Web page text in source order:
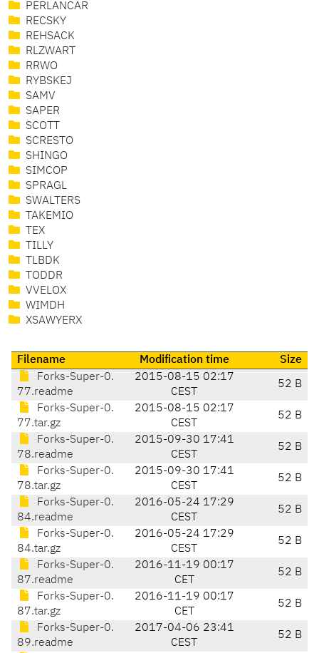
PERLANCAR
RECSKY
REHSACK
RLZWART
RRWO
RYBSKEJ
SAMV
SAPER
SCOTT
SCRESTO
SHINGO
SIMCOP
SPRAGL
SWALTERS
TAKEMIO
TEX
TILLY
TLBDK
TODDR
VVELOX
WIMDH
XSAWYERX
Filename Modification time
Size
Forks-Super-0.
77.readme
2015-08-15 02:17
CEST
52 B
Forks-Super-0.
77.tar.gz
2015-08-15 02:17
CEST
52 B
Forks-Super-0.
78.readme
2015-09-30 17:41
CEST
52 B
Forks-Super-0.
78.tar.gz
2015-09-30 17:41
CEST
52 B
Forks-Super-0.
84.readme
2016-05-24 17:29
CEST
52 B
Forks-Super-0.
84.tar.gz
2016-05-24 17:29
CEST
52 B
Forks-Super-0.
87.readme
2016-11-19 00:17
CET
52 B
Forks-Super-0.
87.tar.gz
2016-11-19 00:17
CET
52 B
Forks-Super-0.
89.readme
2017-04-06 23:41
CEST
52 B